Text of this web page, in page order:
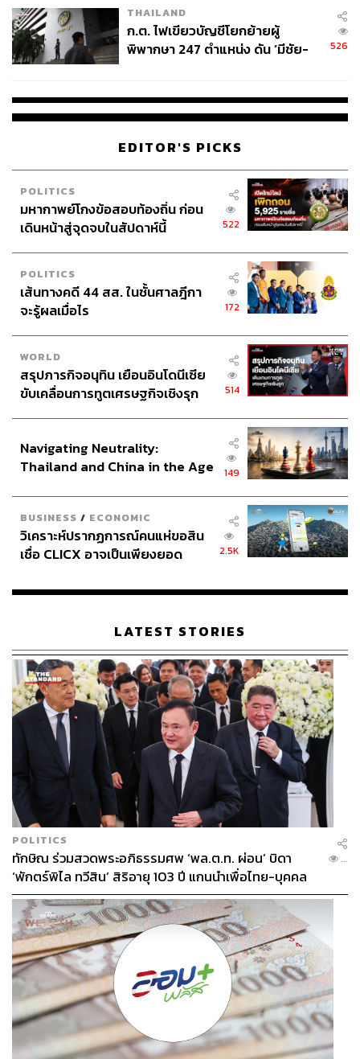
THAILAND
ก.ต. ไฟเขียวบัญชีโยกย้ายผู้
พิพากษา 247 ตำแหน่ง ดัน ‘มีชัย-
526
EDITOR'S PICKS
POLITICS
มหากาพย์โกงข้อสอบท้องถิ่น ก่อน
เดินหน้าสู่จุดจบในสัปดาห์นี้
522
POLITICS
เส้นทางคดี 44 สส. ในชั้นศาลฎีกา
จะรู้ผลเมื่อไร
172
WORLD
สรุปภารกิจอนุทิน เยือนอินโดนีเซีย
ขับเคลื่อนการทูตเศรษฐกิจเชิงรุก
514
Navigating Neutrality:
Thailand and China in the Age
149
BUSINESS / ECONOMIC
วิเคราะห์ปรากฏการณ์คนแห่ขอสิน
เชื่อ CLICX อาจเป็นเพียงยอด
เรือนไทยที่ถูกซุกไว้
2.5K
LATEST STORIES
POLITICS
ทักษิณ ร่วมสวดพระอภิธรรมศพ ‘พล.ต.ท. ผ่อน’ บิดา
‘พักตร์พิไล ทวีสิน’ สิริอายุ 103 ปี แกนนำเพื่อไทย-บุคคล
หลากวงการร่วมอาลัย
...